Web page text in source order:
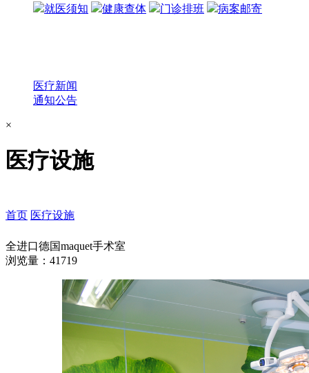
就医须知
健康查体 门诊排班 病案邮寄
医疗新闻
通知公告
×
医疗设施
首页 医疗设施
全进口德国maquet手术室
浏览量：41719